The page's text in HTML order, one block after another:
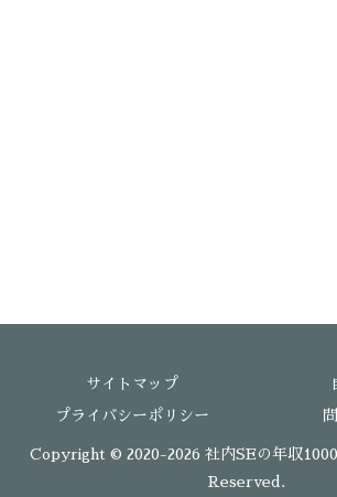
サイトマップ
プライバシーポリシー
Copyright © 2020-2026 社内SEの年収
Reserved.